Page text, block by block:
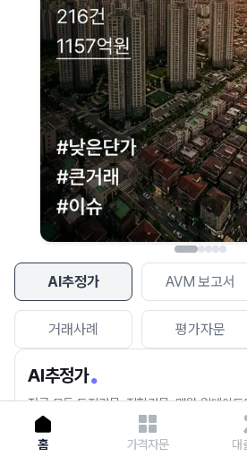
AI추정가 AVM 보고서
거래사례 평가자문
AI추정가
전국 모든 토지건물, 집합건물, 매월 업데이
세요.
네이버 지도 연결
현재 네이버 지도 연결이 원활하지 않아
이용에 불편을 드려 죄송
다시 시도
홈 가격자문 대